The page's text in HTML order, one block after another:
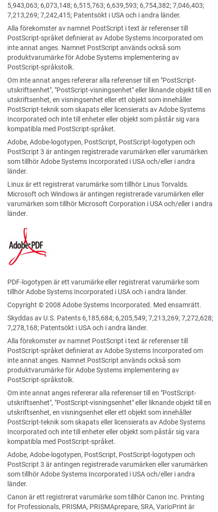
5,943,063; 6,073,148; 6,515,763; 6,639,593; 6,754,382; 7,046,403;
7,213,269; 7,242,415; Patentsökt i USA och i andra länder.
Alla förekomster av namnet PostScript i text är referenser till
PostScript-språket definierat av Adobe Systems Incorporated om
inte annat anges. Namnet PostScript används också som
produktvarumärke för Adobe Systems implementering av
PostScript-språkstolk.
Om inte annat anges refererar alla referenser till en "PostScript-
utskriftsenhet", "PostScript-visningsenhet" eller liknande objekt till en
utskriftsenhet, en visningsenhet eller ett objekt som innehåller
PostScript-teknik som skapats eller licensierats av Adobe Systems
Incorporated och inte till enheter eller objekt som påstår sig vara
kompatibla med PostScript-språket.
Adobe, Adobe-logotypen, PostScript, PostScript-logotypen och
PostScript 3 är antingen registrerade varumärken eller varumärken
som tillhör Adobe Systems Incorporated i USA och/eller i andra
länder.
Linux är ett registrerat varumärke som tillhör Linus Torvalds.
Microsoft och Windows är antingen registrerade varumärken eller
varumärken som tillhör Microsoft Corporation i USA och/eller i andra
länder.
PDF-logotypen är ett varumärke eller registrerat varumärke som
tillhör Adobe Systems Incorporated i USA och i andra länder.
Copyright © 2008 Adobe Systems Incorporated. Med ensamrätt.
Skyddas av U.S. Patents 6,185,684; 6,205,549; 7,213,269; 7,272,628;
7,278,168; Patentsökt i USA och i andra länder.
Alla förekomster av namnet PostScript i text är referenser till
PostScript-språket definierat av Adobe Systems Incorporated om
inte annat anges. Namnet PostScript används också som
produktvarumärke för Adobe Systems implementering av
PostScript-språkstolk.
Om inte annat anges refererar alla referenser till en "PostScript-
utskriftsenhet", "PostScript-visningsenhet" eller liknande objekt till en
utskriftsenhet, en visningsenhet eller ett objekt som innehåller
PostScript-teknik som skapats eller licensierats av Adobe Systems
Incorporated och inte till enheter eller objekt som påstår sig vara
kompatibla med PostScript-språket.
Adobe, Adobe-logotypen, PostScript, PostScript-logotypen och
PostScript 3 är antingen registrerade varumärken eller varumärken
som tillhör Adobe Systems Incorporated i USA och/eller i andra
länder.
Canon är ett registrerat varumärke som tillhör Canon Inc. Printing
for Professionals, PRISMA, PRISMAprepare, SRA, VarioPrint är